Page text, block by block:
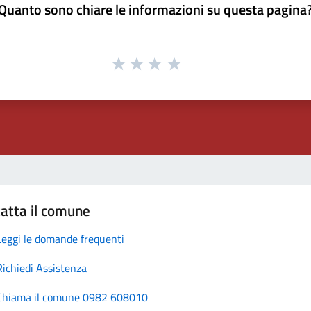
sono chiare le informazioni su questa
il comune
le domande frequenti
Assistenza
il comune 0982 608010